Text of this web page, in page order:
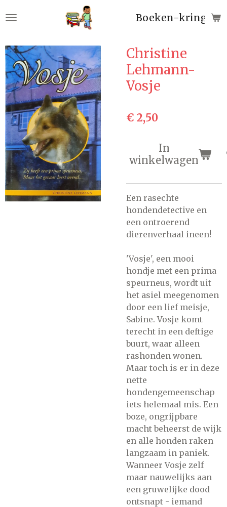
direct
de
hoofdinhoud
Boeken-
Christine
Lehmann-
Vosje
€ 2,50
In
winkelwagen
Een rasechte
hondendetective en
een ontroerend
dierenverhaal ineen!
'Vosje', een mooi
hondje met een prima
speurneus, wordt uit
het asiel meegenomen
door een lief meisje,
Sabine. Vosje komt
terecht in een deftige
buurt, waar alleen
rashonden wonen.
Maar toch is er in deze
nette
hondengemeenschap
iets helemaal mis. Een
boze, ongrijpbare
macht beheerst de wijk
en alle honden raken
langzaam in paniek.
Wanneer Vosje zelf
maar nauwelijks aan
een gruwelijke dood
ontsnapt - iemand